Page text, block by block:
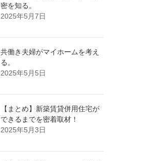
密を知る。
2025年5月7日
共働き夫婦がマイホームを考え
る。
2025年5月5日
【まとめ】新築賃貸併用住宅が
できるまでを密着取材！
2025年5月3日